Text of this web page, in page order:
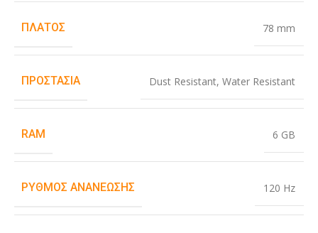
ΠΛΆΤΟΣ 78 mm
ΠΡΟΣΤΑΣΊΑ Dust Resistant, Water Resistant
RAM 6 GB
ΡΥΘΜΌΣ ΑΝΑΝΈΩΣΗΣ 120 Hz